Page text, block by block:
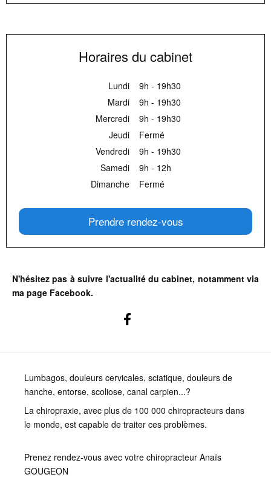
Horaires du cabinet
Lundi
9h - 19h30
Mardi
9h - 19h30
Mercredi
9h - 19h30
Jeudi
Fermé
Vendredi
9h - 19h30
Samedi
9h - 12h
Dimanche
Fermé
Prendre rendez-vous
N'hésitez pas à suivre l'actualité du cabinet, notamment via
ma page Facebook.
Lumbagos, douleurs cervicales, sciatique, douleurs de
hanche, entorse, scoliose, canal carpien...?
La chiropraxie, avec plus de 100 000 chiropracteurs dans
le monde, est capable de traiter ces problèmes.
Prenez rendez-vous avec votre chiropracteur Anaïs
GOUGEON